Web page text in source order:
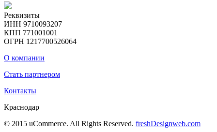
Реквизиты
ИНН 9710093207
КПП 771001001
ОГРН 1217700526064
О компании
Стать партнером
Контакты
Краснодар
© 2015 uCommerce. All Rights Reserved. freshDesignweb.com